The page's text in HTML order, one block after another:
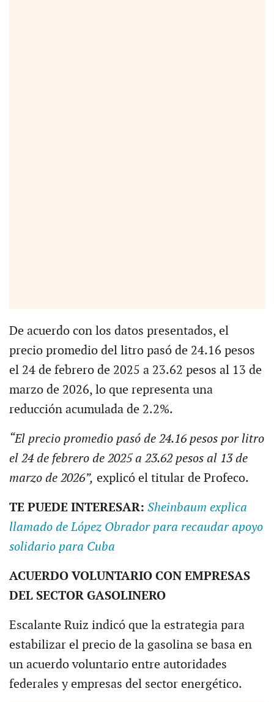
De acuerdo con los datos presentados, el
precio promedio del litro pasó de 24.16 pesos
el 24 de febrero de 2025 a 23.62 pesos al 13 de
marzo de 2026, lo que representa una
reducción acumulada de 2.2%.
“El precio promedio pasó de 24.16 pesos por litro
el 24 de febrero de 2025 a 23.62 pesos al 13 de
marzo de 2026”, explicó el titular de Profeco.
TE PUEDE INTERESAR: Sheinbaum explica
llamado de López Obrador para recaudar apoyo
solidario para Cuba
ACUERDO VOLUNTARIO CON EMPRESAS
DEL SECTOR GASOLINERO
Escalante Ruiz indicó que la estrategia para
estabilizar el precio de la gasolina se basa en
un acuerdo voluntario entre autoridades
federales y empresas del sector energético.